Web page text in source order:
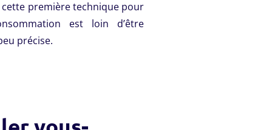
première technique pour
est loin d’être
précise.